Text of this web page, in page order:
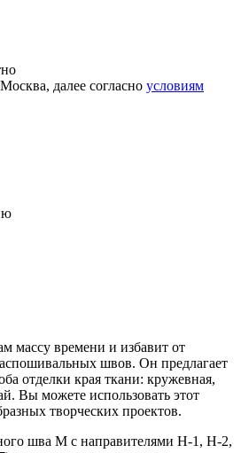
далее согласно условиям
массу времени и избавит от
швов. Он предлагает
отделки края ткани: кружевная,
Вы можете использовать этот
творческих проектов.
шва М с направителями H-1, H-2,